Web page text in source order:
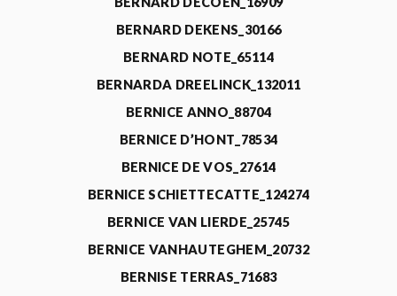
BERNARD DEKENS_30166
BERNARD NOTE_65114
BERNARDA DREELINCK_132011
BERNICE ANNO_88704
BERNICE D’HONT_78534
BERNICE DE VOS_27614
BERNICE SCHIETTECATTE_124274
BERNICE VAN LIERDE_25745
BERNICE VANHAUTEGHEM_20732
BERNISE TERRAS_71683